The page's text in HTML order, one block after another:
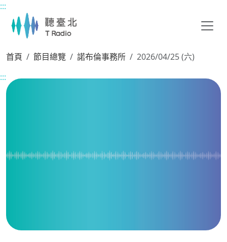
主要內容區塊
:::
首頁 節目總覽 諾布倫事務所
2026/04/25 (六)
:::